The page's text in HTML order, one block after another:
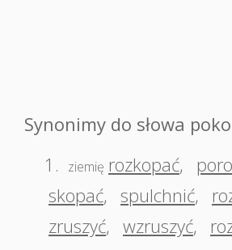
Synonimy do słowa
1.
ziemię rozkopać,
skopać, spulchnić,
zruszyć, wzruszyć,